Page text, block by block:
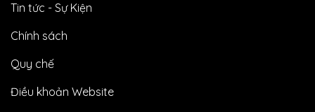
Tin tức - Sự Kiện
Chính sách
Quy chế
Điều khoản Website